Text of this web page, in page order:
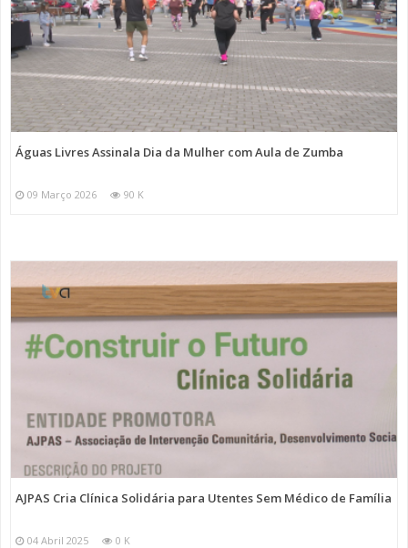
Águas Livres Assinala Dia da Mulher com Aula de Zumba
09 Março 2026 90 K
AJPAS Cria Clínica Solidária para Utentes Sem Médico de Família
04 Abril 2025 0 K